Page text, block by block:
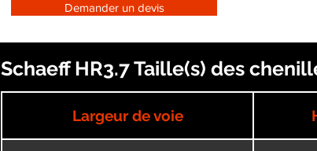
Demander un devis
Schaeff HR3.7 Taille(s) des
Largeur de voie